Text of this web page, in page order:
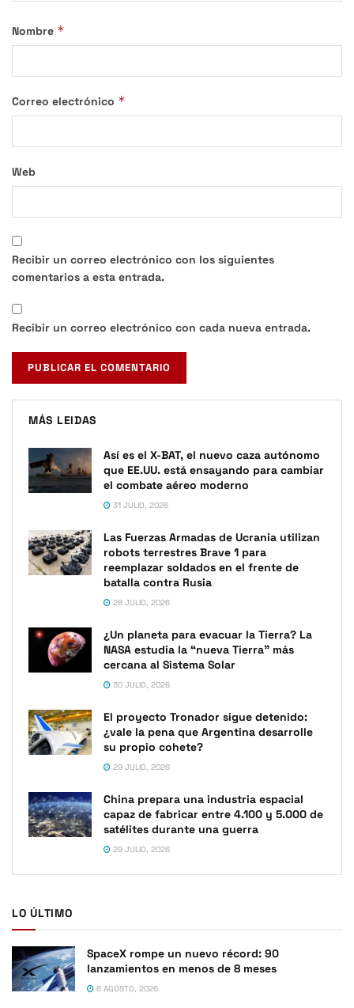
Nombre *
Correo electrónico *
Web
Recibir un correo electrónico con los siguientes
comentarios a esta entrada.
Recibir un correo electrónico con cada nueva entrada.
MÁS LEIDAS
Así es el X-BAT, el nuevo caza autónomo
que EE.UU. está ensayando para cambiar
el combate aéreo moderno
31 JULIO, 2026
Las Fuerzas Armadas de Ucrania utilizan
robots terrestres Brave 1 para
reemplazar soldados en el frente de
batalla contra Rusia
28 JULIO, 2026
¿Un planeta para evacuar la Tierra? La
NASA estudia la “nueva Tierra” más
cercana al Sistema Solar
30 JULIO, 2026
El proyecto Tronador sigue detenido:
¿vale la pena que Argentina desarrolle
su propio cohete?
29 JULIO, 2026
China prepara una industria espacial
capaz de fabricar entre 4.100 y 5.000 de
satélites durante una guerra
29 JULIO, 2026
LO ÚLTIMO
SpaceX rompe un nuevo récord: 90
lanzamientos en menos de 8 meses
6 AGOSTO, 2026